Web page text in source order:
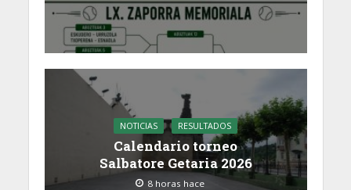
NOTICIAS RESULTADOS
Calendario torneo
Salbatore Getaria 2026
8 horas hace